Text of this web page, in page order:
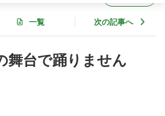
一覧 次の記事へ
舞台で踊りません